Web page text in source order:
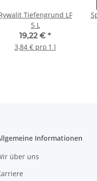
Tiefengrund LF
5 L
19,22 € *
3,84 € pro 1 l
Informationen
über uns